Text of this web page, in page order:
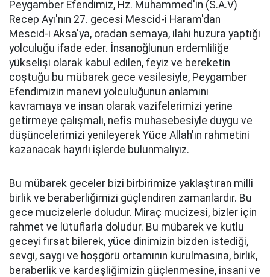
Peygamber Efendimiz, Hz. Muhammed'in (S.A.V)
Recep Ayı'nın 27. gecesi Mescid-i Haram'dan
Mescid-i Aksa'ya, oradan semaya, ilahi huzura yaptığı
yolculuğu ifade eder. İnsanoğlunun erdemliliğe
yükselişi olarak kabul edilen, feyiz ve bereketin
coştuğu bu mübarek gece vesilesiyle, Peygamber
Efendimizin manevi yolculuğunun anlamını
kavramaya ve insan olarak vazifelerimizi yerine
getirmeye çalışmalı, nefis muhasebesiyle duygu ve
düşüncelerimizi yenileyerek Yüce Allah'ın rahmetini
kazanacak hayırlı işlerde bulunmalıyız.
Bu mübarek geceler bizi birbirimize yaklaştıran milli
birlik ve beraberliğimizi güçlendiren zamanlardır. Bu
gece mucizelerle doludur. Miraç mucizesi, bizler için
rahmet ve lütuflarla doludur. Bu mübarek ve kutlu
geceyi fırsat bilerek, yüce dinimizin bizden istediği,
sevgi, saygı ve hoşgörü ortamının kurulmasına, birlik,
beraberlik ve kardeşliğimizin güçlenmesine, insani ve